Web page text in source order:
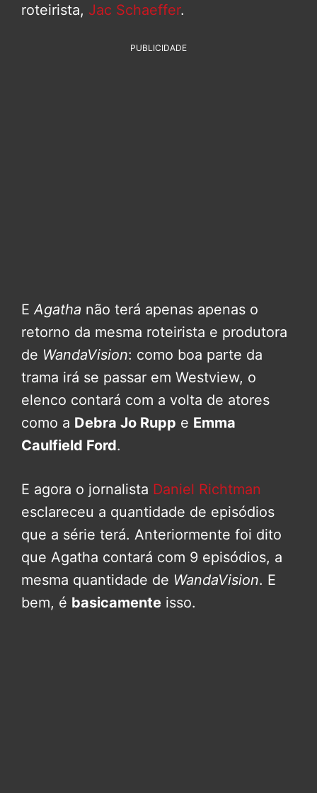
roteirista, Jac Schaeffer.
PUBLICIDADE
EAgatha não terá apenas apenas o
retorno da mesma roteirista e produtora
de WandaVision: como boa parte da
trama irá se passar em Westview, o
elenco contará com a volta de atores
como a Debra Jo Rupp e Emma
Caulfield Ford.
E agora o jornalista Daniel Richtman
esclareceu a quantidade de episódios
que a série terá. Anteriormente foi dito
que Agatha contará com 9 episódios, a
mesma quantidade de WandaVision. E
bem, é basicamente isso.